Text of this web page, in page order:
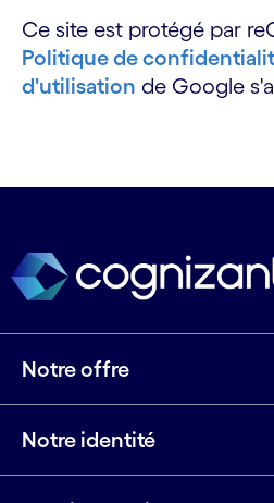
Ce site est protégé par
Politique de
d'utilisation de Google
Notre offre
Notre identité